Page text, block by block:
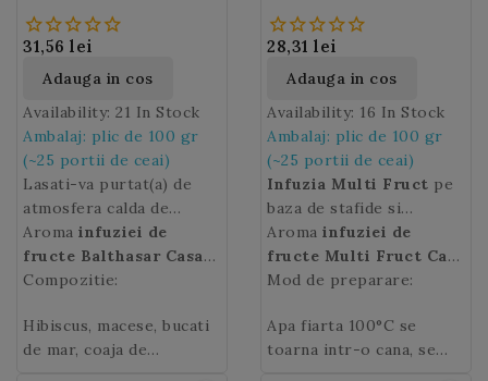
(M162)
31,56 lei
Adauga in cos
Availability: 21 In Stock
Ambalaj: plic de 100 gr
(~25 portii de ceai)
Lasati-va purtat(a) de
atmosfera calda de
Craciun si delectati-va cu
infuzia de fructe
Balthasar, cu parfum
coji de portocale si mar.
Aroma infuziei de
fructe Balthasar Casa
de ceai: gust de
scortisoara.
Compozitie:
Hibiscus, macese, bucati
de mar, coaja de
(M161)
28,31 lei
Adauga in cos
Availability: 16 In Stock
Ambalaj: plic de 100 gr
(~25 portii de ceai)
Infuzia Multi Fruct pe
baza de stafide si
hibiscus parfumata cu
coacaze, soc, ananas,
papaia, portocale si
care va va incanta cu
siguranta simturile.
Aroma infuziei de
fructe Multi Fruct Casa
de ceai : gust delicios de
maracuja.
Mod de preparare:
Apa fiarta 100°C se
toarna intr-o cana, se